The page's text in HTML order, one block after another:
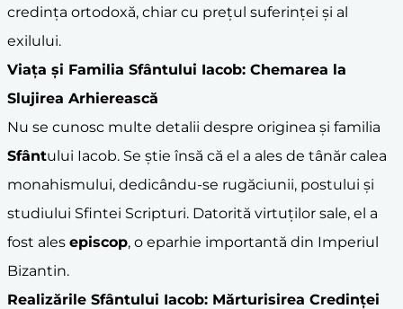
credința ortodoxă, chiar cu prețul suferinței și al
exilului.
Viața și Familia Sfântului Iacob: Chemarea la
Slujirea Arhierească
Nu se cunosc multe detalii despre originea și familia
Sfântului Iacob. Se știe însă că el a ales de tânăr calea
monahismului, dedicându-se rugăciunii, postului și
studiului Sfintei Scripturi. Datorită virtuților sale, el a
fost ales episcop, o eparhie importantă din Imperiul
Bizantin.
Realizările Sfântului Iacob: Mărturisirea Credinței